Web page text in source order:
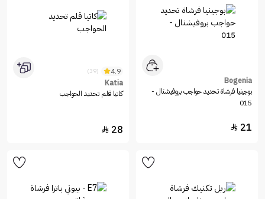
Bogenia
بوجينيا فرشاة تحديد حواجب بروفيشنال -
015
21

4.9
(39)
Katia
كاتيا قلم تحديد الحواجب
28
